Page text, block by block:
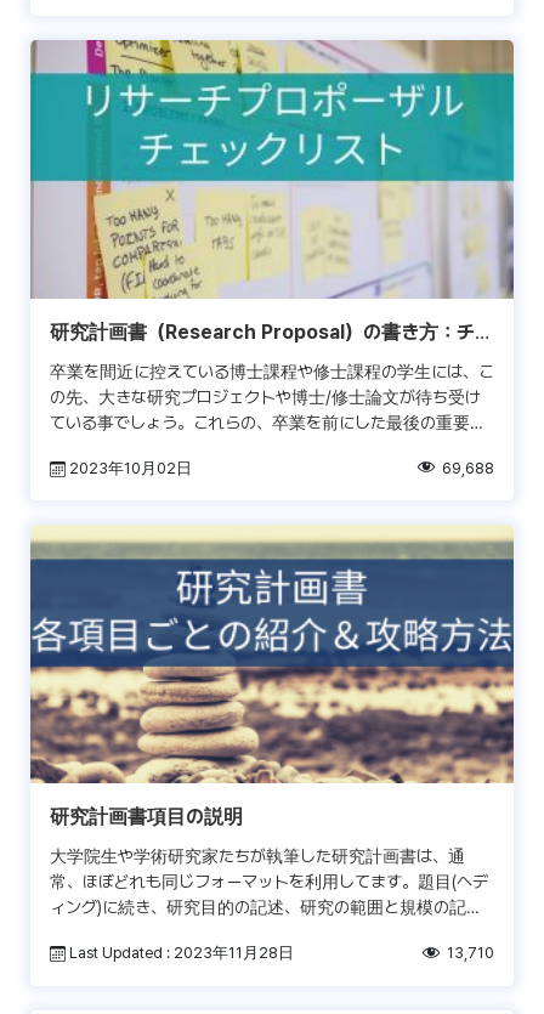
研究計画書（Research Proposal）の書き方：チェ
ックリストの例
卒業を間近に控えている博士課程や修士課程の学生には、こ
の先、大きな研究プロジェクトや博士/修士論文が待ち受け
ている事でしょう。これらの、卒業を前にした最後の重要な
[…]2023年10月02日 69,688
研究計画書項目の説明
大学院生や学術研究家たちが執筆した研究計画書は、通
常、ほぼどれも同じフォーマットを利用してます。題目(ヘデ
ィング)に続き、研究目的の記述、研究の範囲と規模の記
の各項目 […]
Last Updated : 2023年11月28日 13,710